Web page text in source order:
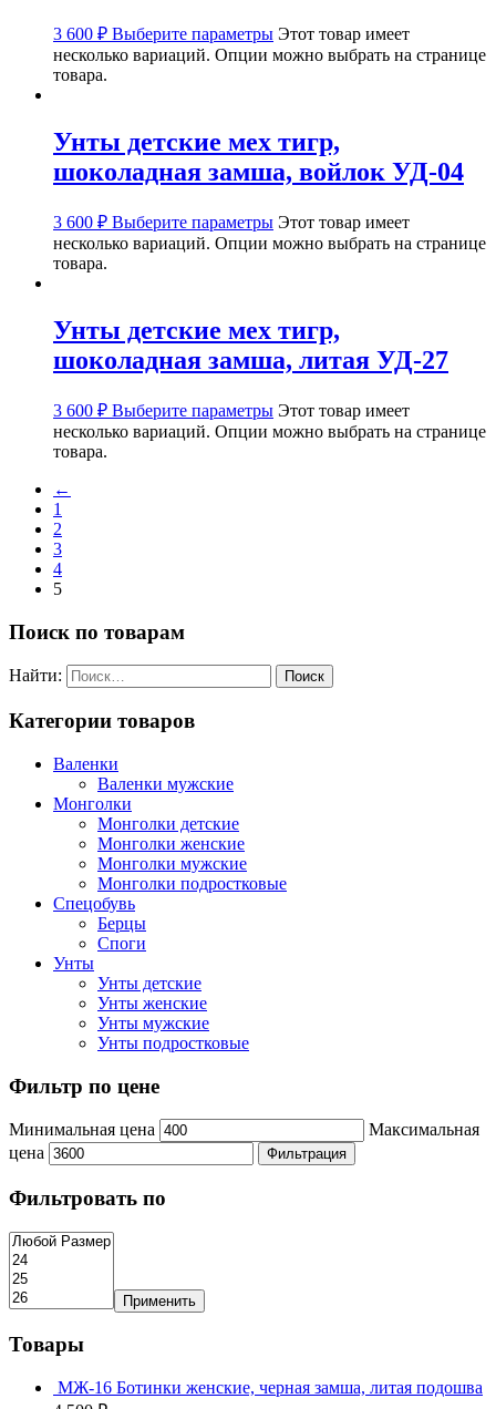
3 600 ₽ Выберите параметры Этот товар имеет
несколько вариаций. Опции можно выбрать на странице
товара.
Унты детские мех тигр,
шоколадная замша, войлок УД-04
3 600 ₽ Выберите параметры Этот товар имеет
несколько вариаций. Опции можно выбрать на странице
товара.
Унты детские мех тигр,
шоколадная замша, литая УД-27
3 600 ₽ Выберите параметры Этот товар имеет
несколько вариаций. Опции можно выбрать на странице
товара.
←
1
2
3
4
5
Поиск по товарам
Найти:
Категории товаров
Валенки
Валенки мужские
Монголки
Монголки детские
Монголки женские
Монголки мужские
Монголки подростковые
Спецобувь
Берцы
Споги
Унты
Унты детские
Унты женские
Унты мужские
Унты подростковые
Фильтр по цене
Минимальная цена
Максимальная
цена
Фильтрация
Фильтровать по
Применить
Товары
МЖ-16 Ботинки женские, черная замша, литая подошва